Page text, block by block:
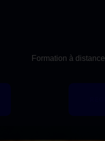
Formation à distance